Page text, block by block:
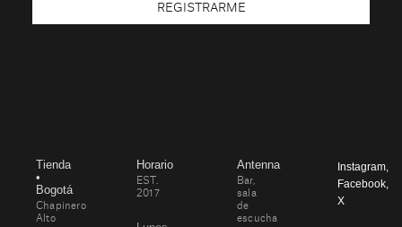
REGISTRARME
Tienda
•
Bogotá
Chapinero
Alto
Horario
EST.
2017
Antenna
Bar,
sala
de
escucha
Instagram,
Facebook,
X